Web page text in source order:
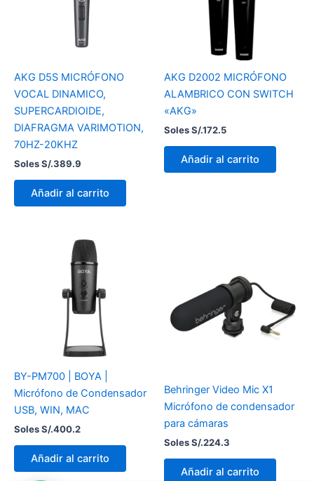
AKG D5S MICRÓFONO
VOCAL DINAMICO,
SUPERCARDIOIDE,
DIAFRAGMA VARIMOTION,
70HZ-20KHZ
Soles S/.389.9
Añadir al carrito
AKG D2002 MICRÓFONO
ALAMBRICO CON SWITCH
«AKG»
Soles S/.172.5
Añadir al carrito
BY-PM700 | BOYA |
Micrófono de Condensador
USB, WIN, MAC
Soles S/.400.2
Añadir al carrito
Behringer Video Mic X1
Micrófono de condensador
para cámaras
Soles S/.224.3
Añadir al carrito